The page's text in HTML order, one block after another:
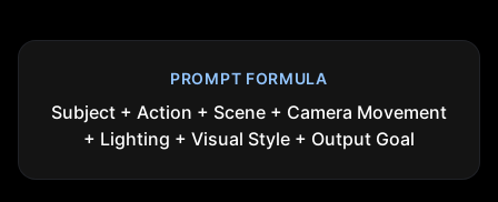
PROMPT FORMULA
Subject + Action + Scene + Camera Movement
+ Lighting + Visual Style + Output Goal